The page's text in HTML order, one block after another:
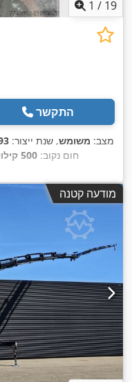
1 / 19
התקשר
מצב: משומש, שנת ייצור:
חום נקוב: 500 קילוואט (679.81 כ"ס)
מודעה קטנה